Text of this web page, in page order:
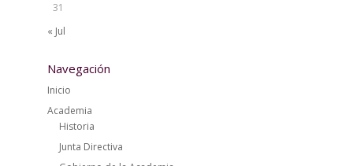
31
« Jul
Navegación
Inicio
Academia
Historia
Junta Directiva